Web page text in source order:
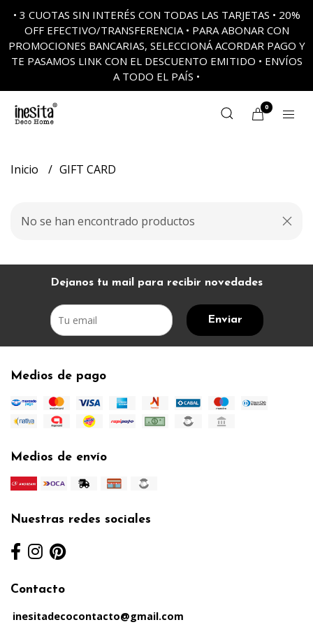
• 3 CUOTAS SIN INTERÉS CON TODAS LAS TARJETAS • 20%
OFF EFECTIVO/TRANSFERENCIA • PARA ABONAR CON
PROMOCIONES BANCARIAS, SELECCIONÁ ACORDAR PAGO Y
TE PASAMOS LINK CON EL DESCUENTO EMITIDO • ENVÍOS
A TODO EL PAÍS •
0
Inicio GIFT CARD
No se han encontrado productos
Dejanos tu mail para recibir novedades
Enviar
Medios de pago
Medios de envío
Nuestras redes sociales
Contacto
inesitadecocontacto@gmail.com